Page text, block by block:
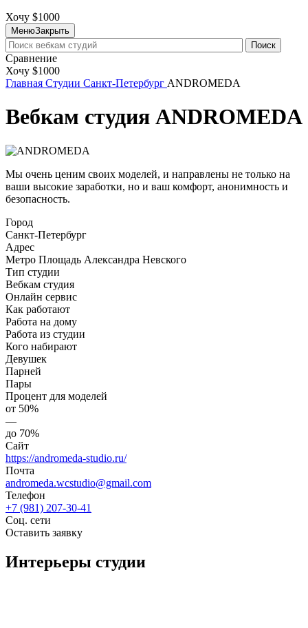
Хочу $1000
МенюЗакрыть
Поиск
Сравнение
Хочу $1000
Главная Студии Санкт-Петербург ANDROMEDA
Вебкам студия ANDROMEDA
Мы очень ценим своих моделей, и направлены не только на
ваши высокие заработки, но и ваш комфорт, анонимность и
безопасность.
Город
Санкт-Петербург
Адрес
Метро Площадь Александра Невского
Тип студии
Вебкам студия
Онлайн сервис
Как работают
Работа на дому
Работа из студии
Кого набирают
Девушек
Парней
Пары
Процент для моделей
от 50%
—
до 70%
Сайт
https://andromeda-studio.ru/
Почта
andromeda.wcstudio@gmail.com
Телефон
+7 (981) 207-30-41
Соц. сети
Оставить заявку
Интерьеры студии